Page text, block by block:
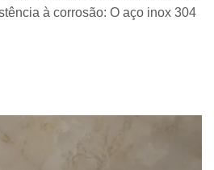
à corrosão: O aço inox 304